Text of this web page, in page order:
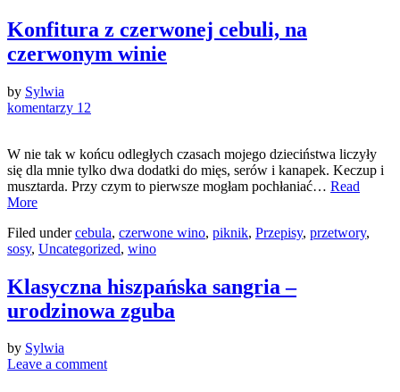
Konfitura z czerwonej cebuli, na
czerwonym winie
by Sylwia
komentarzy 12
W nie tak w końcu odległych czasach mojego dzieciństwa liczyły
się dla mnie tylko dwa dodatki do mięs, serów i kanapek. Keczup i
musztarda. Przy czym to pierwsze mogłam pochłaniać… Read
More
Filed undercebula, czerwone wino, piknik, Przepisy, przetwory,
sosy, Uncategorized, wino
Klasyczna hiszpańska sangria –
urodzinowa zguba
by Sylwia
Leave a comment